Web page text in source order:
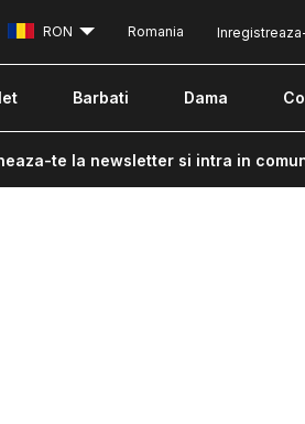
RON Romania
Barbati Dama
te la newsletter si intra in